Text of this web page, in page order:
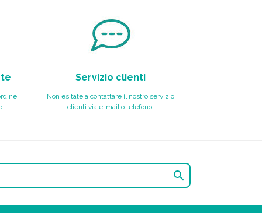
Servizio clienti
Non esitate a contattare il nostro servizio
clienti via e-mail o telefono.
